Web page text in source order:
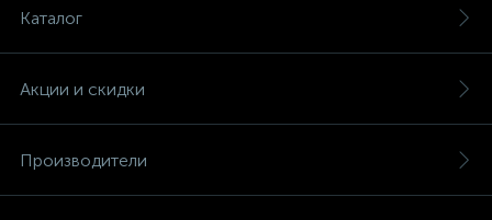
Каталог
Акции и скидки
Производители